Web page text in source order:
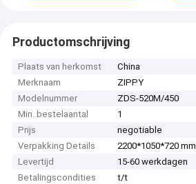
Productomschrijving
Plaats van herkomst
China
Merknaam
ZIPPY
Modelnummer
ZDS-520M/450
Min. bestelaantal
1
Prijs
negotiable
Verpakking Details
2200*1050*720 mm
Levertijd
15-60 werkdagen
Betalingscondities
t/t